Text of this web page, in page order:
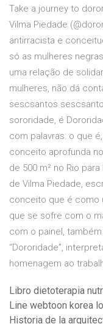
Take a journey to
Vilma Piedade
antirracista e
só as mulheres
uma relação de
mulheres, não dá
sescsantos
sororidade, é
com palavras: o que
conceito aprofunda
de 500 m² no Rio
de Vilma Piedade,
conceito que é como
que se sofre com o
com o painel,
“Dororidade”,
homenagem ao
Libro dietoterapia
Line webtoon korea
Historia de la